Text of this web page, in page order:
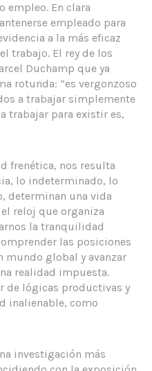
empleo. En clara
empleado para
a la más eficaz
trabajo. El rey de los
Duchamp que ya
rotunda: “es vergonzoso
a trabajar simplemente
trabajar para existir es,
frenética, nos resulta
lo indeterminado, lo
determinan una vida
reloj que organiza
la tranquilidad
las posiciones
mundo global y avanzar
realidad impuesta.
de lógicas productivas y
inalienable, como
investigación más